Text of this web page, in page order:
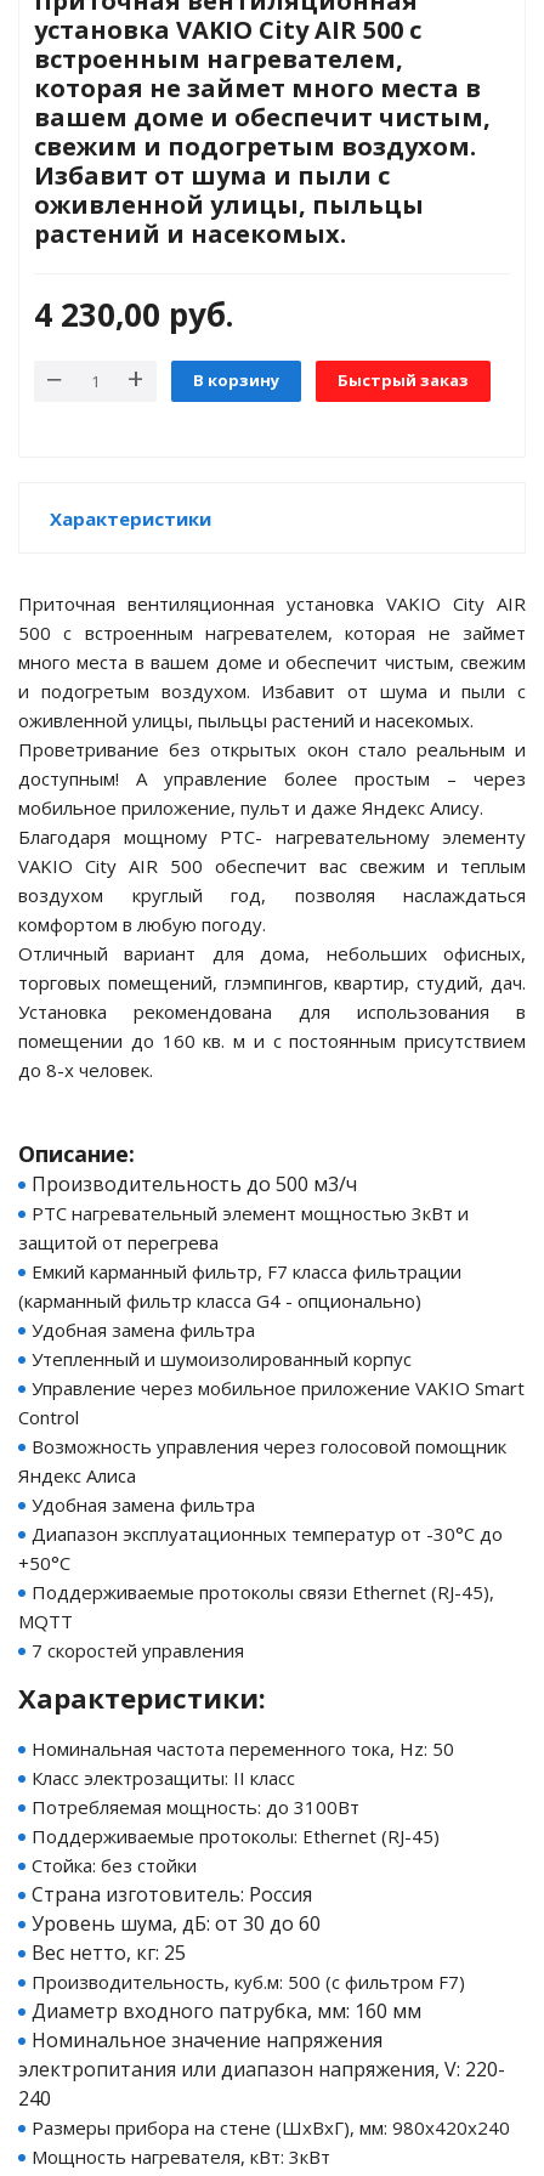
для
систем
Delta
ИБП
для газовых и
отопления
питания
котла
и продвинутых
защита)
и
питания PDU
Питания
Vakio
установка VAKIO City AIR 500 с
встроенным нагревателем,
которая не займет много места в
вашем доме и обеспечит чистым,
свежим и подогретым воздухом.
Избавит от шума и пыли с
оживленной улицы, пыльцы
растений и насекомых.
4 230,00 руб.
В корзину Быстрый заказ
Характеристики
Приточная вентиляционная установка VAKIO City AIR
500 с встроенным нагревателем, которая не займет
много места в вашем доме и обеспечит чистым, свежим
и подогретым воздухом. Избавит от шума и пыли с
оживленной улицы, пыльцы растений и насекомых.
Проветривание без открытых окон стало реальным и
доступным! А управление более простым – через
мобильное приложение, пульт и даже Яндекс Алису.
Благодаря мощному PTC- нагревательному элементу
VAKIO City AIR 500 обеспечит вас свежим и теплым
воздухом круглый год, позволяя наслаждаться
комфортом в любую погоду.
Отличный вариант для дома, небольших офисных,
торговых помещений, глэмпингов, квартир, студий, дач.
Установка рекомендована для использования в
помещении до 160 кв. м и с постоянным присутствием
до 8-х человек.
Описание:
Производительность до 500 м3/ч
РТС нагревательный элемент мощностью 3кВт и
защитой от перегрева
Емкий карманный фильтр, F7 класса фильтрации
(карманный фильтр класса G4 - опционально)
Удобная замена фильтра
Утепленный и шумоизолированный корпус
Управление через мобильное приложение VAKIO Smart
Control
Возможность управления через голосовой помощник
Яндекс Алиса
Удобная замена фильтра
Диапазон эксплуатационных температур от -30°С до
+50°С
Поддерживаемые протоколы связи Ethernet (RJ-45),
MQTT
7 скоростей управления
Характеристики:
Номинальная частота переменного тока, Hz: 50
Класс электрозащиты: II класс
Потребляемая мощность: до 3100Вт
Поддерживаемые протоколы: Ethernet (RJ-45)
Стойка: без стойки
Страна изготовитель: Россия
Уровень шума, дБ: от 30 до 60
Вес нетто, кг: 25
Производительность, куб.м: 500 (с фильтром F7)
Диаметр входного патрубка, мм: 160 мм
Номинальное значение напряжения
электропитания или диапазон напряжения, V: 220-
240
Размеры прибора на стене (ШхВхГ), мм: 980х420х240
Мощность нагревателя, кВт: 3кВт